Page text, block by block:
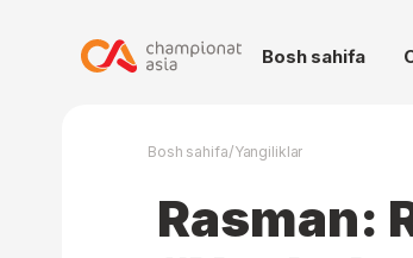
Bosh sahifa
Bosh sahifa/Yangiliklar
Rasman: